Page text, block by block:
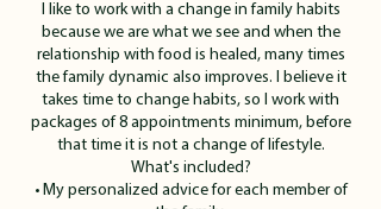
I like to work with a change in family habits
because we are what we see and when the
relationship with food is healed, many times
the family dynamic also improves. I believe it
takes time to change habits, so I work with
packages of 8 appointments minimum, before
that time it is not a change of lifestyle.
What's included?
• My personalized advice for each member of